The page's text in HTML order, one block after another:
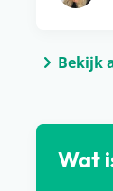
Bekijk
Wat